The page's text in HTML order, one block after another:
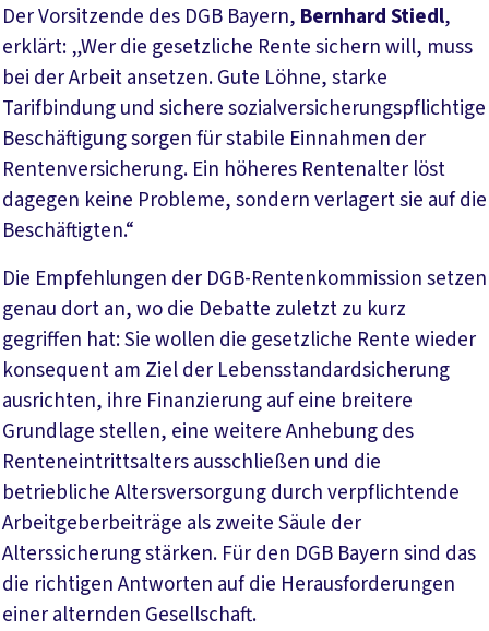
Der Vorsitzende des DGB Bayern, Bernhard Stiedl,
erklärt: „Wer die gesetzliche Rente sichern will, muss
bei der Arbeit ansetzen. Gute Löhne, starke
Tarifbindung und sichere sozialversicherungspflichtige
Beschäftigung sorgen für stabile Einnahmen der
Rentenversicherung. Ein höheres Rentenalter löst
dagegen keine Probleme, sondern verlagert sie auf die
Beschäftigten.“
Die Empfehlungen der DGB-Rentenkommission setzen
genau dort an, wo die Debatte zuletzt zu kurz
gegriffen hat: Sie wollen die gesetzliche Rente wieder
konsequent am Ziel der Lebensstandardsicherung
ausrichten, ihre Finanzierung auf eine breitere
Grundlage stellen, eine weitere Anhebung des
Renteneintrittsalters ausschließen und die
betriebliche Altersversorgung durch verpflichtende
Arbeitgeberbeiträge als zweite Säule der
Alterssicherung stärken. Für den DGB Bayern sind das
die richtigen Antworten auf die Herausforderungen
einer alternden Gesellschaft.